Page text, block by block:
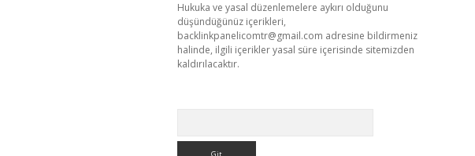
Hukuka ve yasal düzenlemelere aykırı olduğunu
düşündüğünüz içerikleri,
backlinkpanelicomtr@gmail.com adresine bildirmeniz
halinde, ilgili içerikler yasal süre içerisinde sitemizden
kaldırılacaktır.